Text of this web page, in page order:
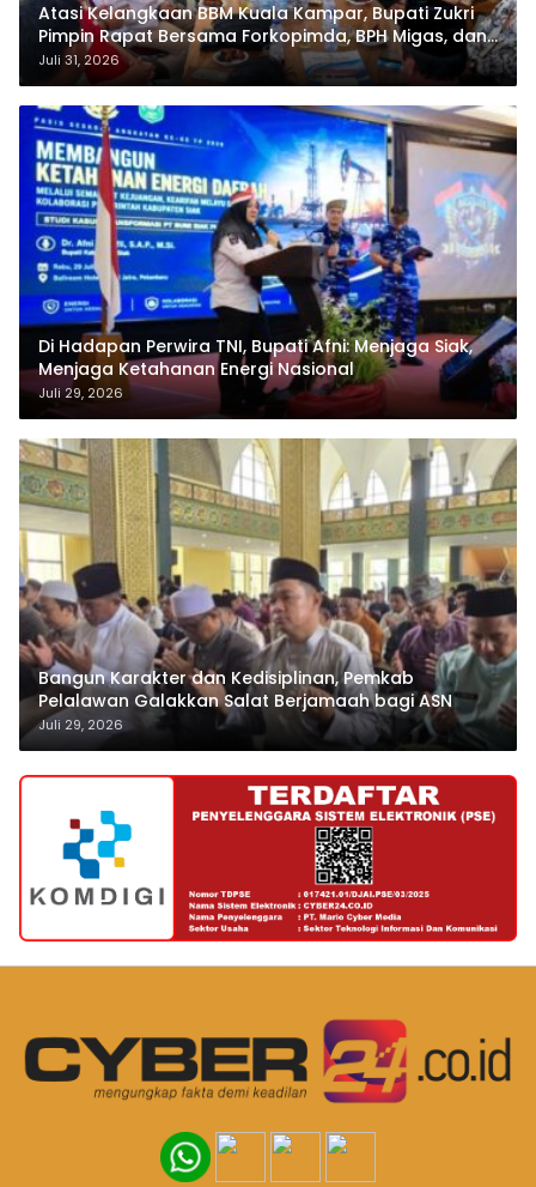
Atasi Kelangkaan BBM Kuala Kampar, Bupati Zukri
Pimpin Rapat Bersama Forkopimda, BPH Migas, dan
Pertamina
Juli 31, 2026
Di Hadapan Perwira TNI, Bupati Afni: Menjaga Siak,
Menjaga Ketahanan Energi Nasional
Juli 29, 2026
Bangun Karakter dan Kedisiplinan, Pemkab
Pelalawan Galakkan Salat Berjamaah bagi ASN
Juli 29, 2026